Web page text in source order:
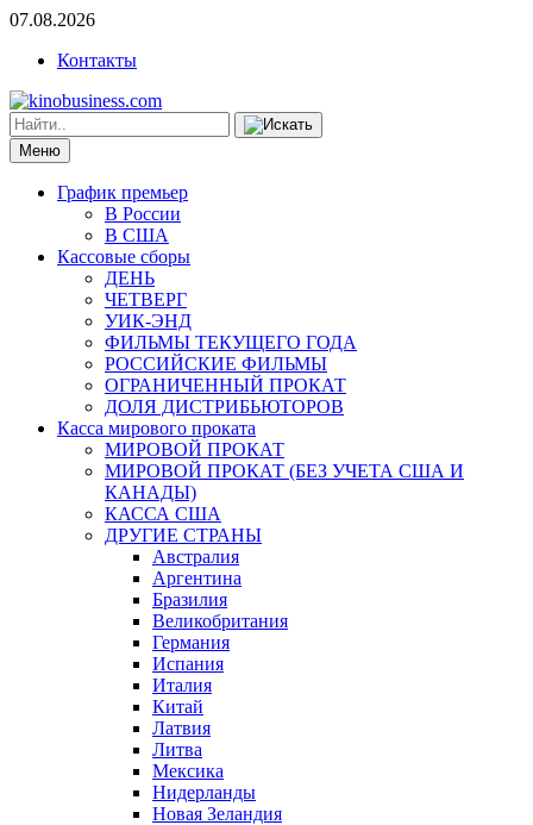
07.08.2026
Контакты
Меню
График премьер
В России
В США
Кассовые сборы
ДЕНЬ
ЧЕТВЕРГ
УИК-ЭНД
ФИЛЬМЫ ТЕКУЩЕГО ГОДА
РОССИЙСКИЕ ФИЛЬМЫ
ОГРАНИЧЕННЫЙ ПРОКАТ
ДОЛЯ ДИСТРИБЬЮТОРОВ
Касса мирового проката
МИРОВОЙ ПРОКАТ
МИРОВОЙ ПРОКАТ (БЕЗ УЧЕТА США И
КАНАДЫ)
КАССА США
ДРУГИЕ СТРАНЫ
Австралия
Аргентина
Бразилия
Великобритания
Германия
Испания
Италия
Китай
Латвия
Литва
Мексика
Нидерланды
Новая Зеландия